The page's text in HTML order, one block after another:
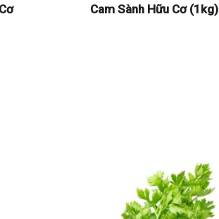
Cam Sành Hữu Cơ (1kg)